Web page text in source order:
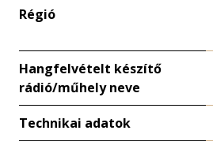
Régió
Hangfelvételt készítő
rádió/műhely neve
Technikai adatok